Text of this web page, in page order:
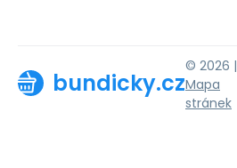
bundicky.cz
© 2026 |
Mapa
stránek